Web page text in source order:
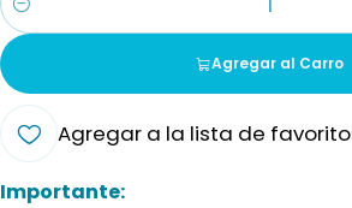
Cantidad
Agregar al Carro
Agregar a la lista de
Importante: